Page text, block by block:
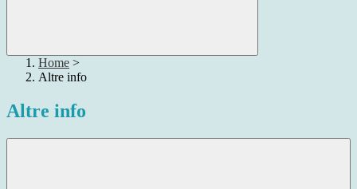
Home >
Altre info
Altre info